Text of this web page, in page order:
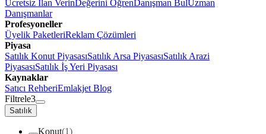
Ücretsiz İlan VerinDeğerini ÖğrenDanışman BulUzman
Danışmanlar
Profesyoneller
Üyelik PaketleriReklam Çözümleri
Piyasa
Satılık Konut PiyasasıSatılık Arsa PiyasasıSatılık Arazi
PiyasasıSatılık İş Yeri Piyasası
Kaynaklar
Satıcı RehberiEmlakjet Blog
Filtrele3
Satılık
Konut(1)